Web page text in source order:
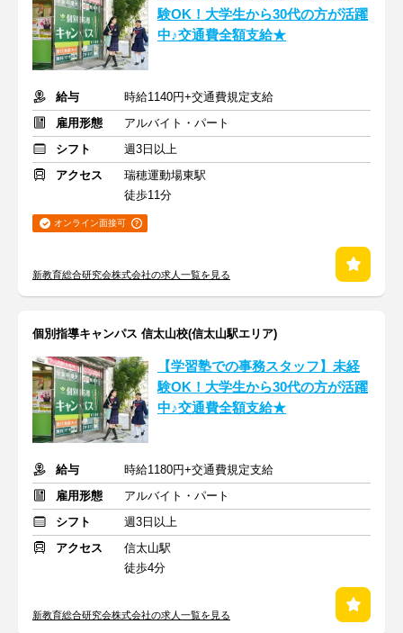
験OK！大学生から30代の方が活躍
中♪交通費全額支給★
給与
時給1140円+交通費規定支給
雇用形態
アルバイト・パート
シフト
週3日以上
アクセス
瑞穂運動場東駅
徒歩11分
オンライン面接可
新教育総合研究会株式会社の求人一覧を見る
個別指導キャンパス 信太山校(信太山駅エリア)
【学習塾での事務スタッフ】未経
験OK！大学生から30代の方が活躍
中♪交通費全額支給★
給与
時給1180円+交通費規定支給
雇用形態
アルバイト・パート
シフト
週3日以上
アクセス
信太山駅
徒歩4分
新教育総合研究会株式会社の求人一覧を見る